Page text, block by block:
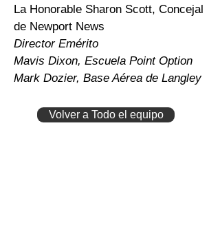
La Honorable Sharon Scott, Concejal
de Newport News
Director Emérito
Mavis Dixon, Escuela Point Option
Mark Dozier, Base Aérea de Langley
Volver a Todo el equipo